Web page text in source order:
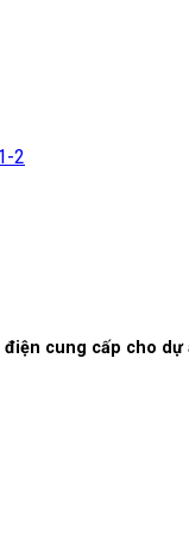
cung cấp cho dự